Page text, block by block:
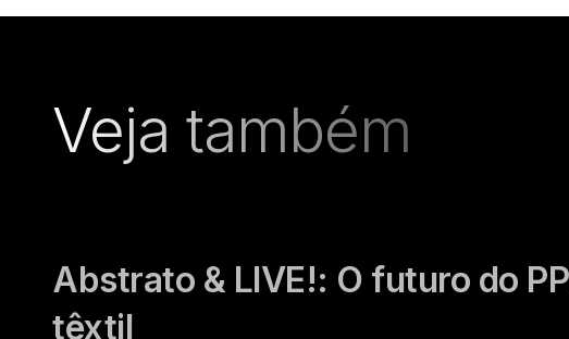
Veja também
Abstrato & LIVE!: O futuro do
têxtil